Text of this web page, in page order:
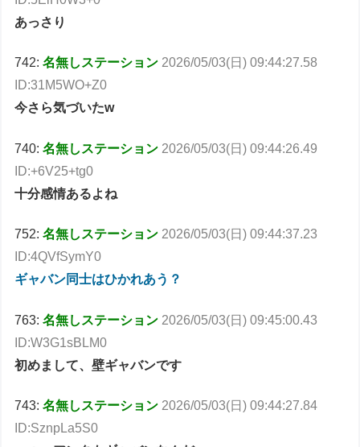
あっさり
742:名無しステーション 2026/05/03(日) 09:44:27.58
ID:31M5WO+Z0
今さら気づいたw
740:名無しステーション 2026/05/03(日) 09:44:26.49
ID:+6V25+tg0
十分感情あるよね
752:名無しステーション 2026/05/03(日) 09:44:37.23
ID:4QVfSymY0
ギャバン同士はひかれあう？
763:名無しステーション 2026/05/03(日) 09:45:00.43
ID:W3G1sBLM0
初めまして、壁ギャバンです
743:名無しステーション 2026/05/03(日) 09:44:27.84
ID:SznpLa5S0